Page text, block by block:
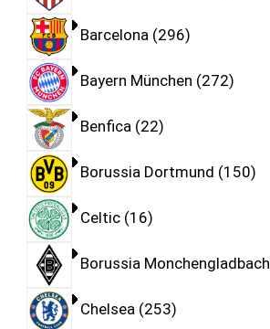
Barcelona 296
Bayern München 272
Benfica 22
Borussia Dortmund 150
Celtic 16
Borussia Monchengladbach
Chelsea 253